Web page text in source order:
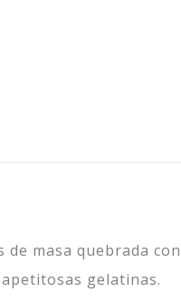
masa quebrada
gelatinas.